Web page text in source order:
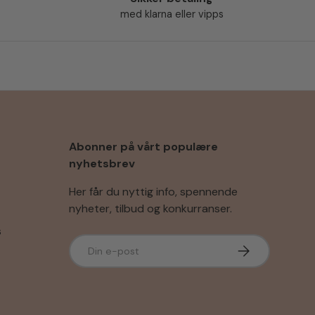
med klarna eller vipps
Abonner på vårt populære
nyhetsbrev
Her får du nyttig info, spennende
nyheter, tilbud og konkurranser.
E-post Abonner